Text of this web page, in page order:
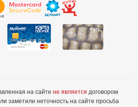
на сайте не является договором
заметили неточность на сайте просьба